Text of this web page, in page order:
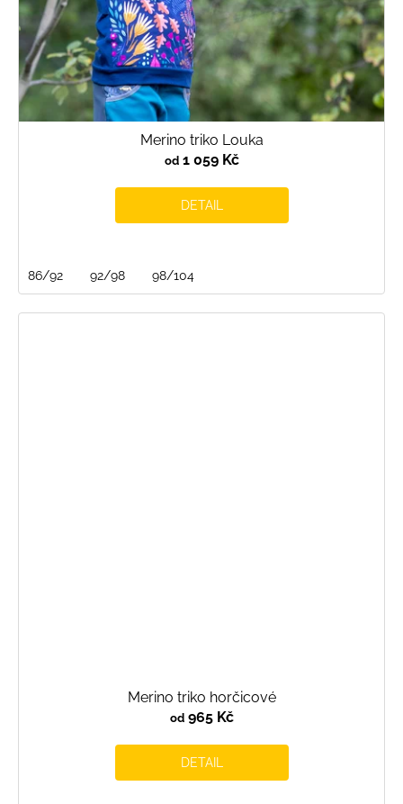
Merino triko Louka
od1 059 Kč
DETAIL
86/92 92/98 98/104
Merino triko horčicové
od965 Kč
DETAIL